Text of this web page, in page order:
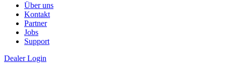
Über uns
Kontakt
Partner
Jobs
Support
Dealer Login